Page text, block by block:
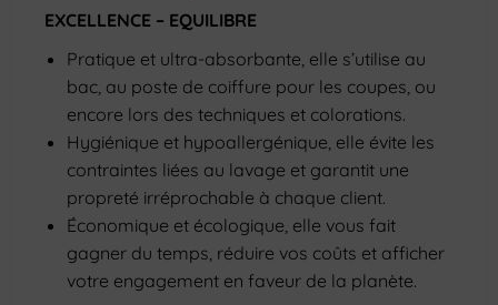
EXCELLENCE – EQUILIBRE
Pratique et ultra-absorbante, elle s’utilise au
bac, au poste de coiffure pour les coupes, ou
encore lors des techniques et colorations.
Hygiénique et hypoallergénique, elle évite les
contraintes liées au lavage et garantit une
propreté irréprochable à chaque client.
Économique et écologique, elle vous fait
gagner du temps, réduire vos coûts et afficher
votre engagement en faveur de la planète.